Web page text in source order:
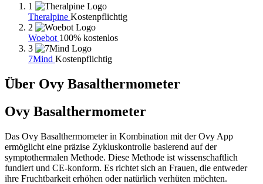
1
Theralpine Kostenpflichtig
2
Woebot 100% kostenlos
3
7Mind Kostenpflichtig
Über Ovy Basalthermometer
Ovy Basalthermometer
Das Ovy Basalthermometer in Kombination mit der Ovy App
ermöglicht eine präzise Zykluskontrolle basierend auf der
symptothermalen Methode. Diese Methode ist wissenschaftlich
fundiert und CE-konform. Es richtet sich an Frauen, die entweder
ihre Fruchtbarkeit erhöhen oder natürlich verhüten möchten.